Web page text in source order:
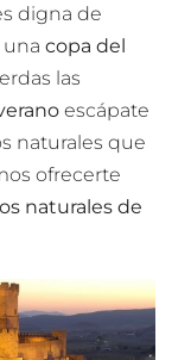
digna de
una copa del
las
escápate
naturales que
ofrecerte
naturales de